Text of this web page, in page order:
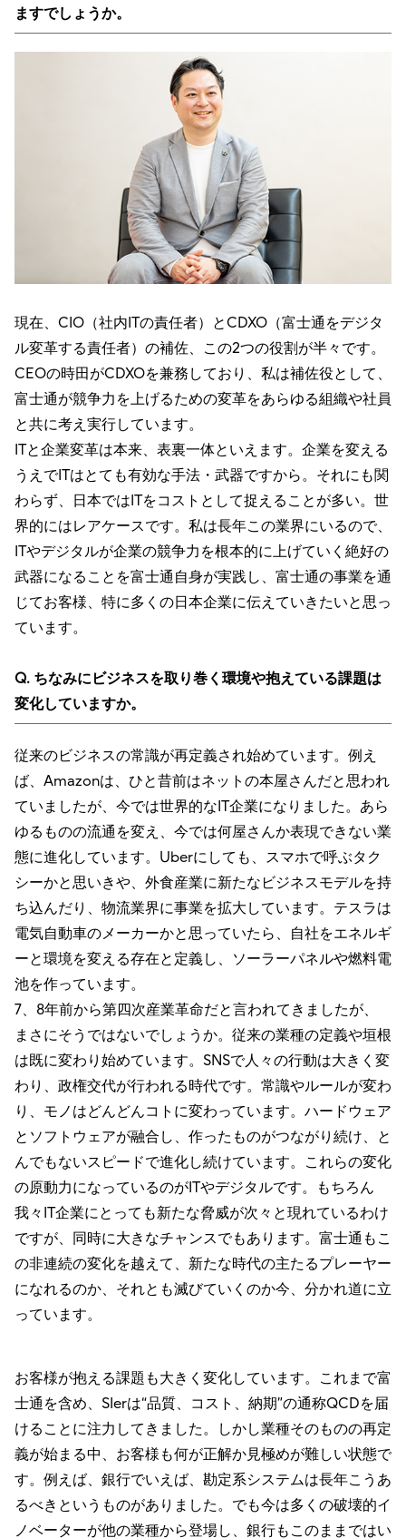
ますでしょうか。
現在、CIO（社内ITの責任者）とCDXO（富士通をデジタ
ル変革する責任者）の補佐、この2つの役割が半々です。
CEOの時田がCDXOを兼務しており、私は補佐役として、
富士通が競争力を上げるための変革をあらゆる組織や社員
と共に考え実行しています。
ITと企業変革は本来、表裏一体といえます。企業を変える
うえでITはとても有効な手法・武器ですから。それにも関
わらず、日本ではITをコストとして捉えることが多い。世
界的にはレアケースです。私は長年この業界にいるので、
ITやデジタルが企業の競争力を根本的に上げていく絶好の
武器になることを富士通自身が実践し、富士通の事業を通
じてお客様、特に多くの日本企業に伝えていきたいと思っ
ています。
Q. ちなみにビジネスを取り巻く環境や抱えている課題は
変化していますか。
従来のビジネスの常識が再定義され始めています。例え
ば、Amazonは、ひと昔前はネットの本屋さんだと思われ
ていましたが、今では世界的なIT企業になりました。あら
ゆるものの流通を変え、今では何屋さんか表現できない業
態に進化しています。Uberにしても、スマホで呼ぶタク
シーかと思いきや、外食産業に新たなビジネスモデルを持
ち込んだり、物流業界に事業を拡大しています。テスラは
電気自動車のメーカーかと思っていたら、自社をエネルギ
ーと環境を変える存在と定義し、ソーラーパネルや燃料電
池を作っています。
7、8年前から第四次産業革命だと言われてきましたが、
まさにそうではないでしょうか。従来の業種の定義や垣根
は既に変わり始めています。SNSで人々の行動は大きく変
わり、政権交代が行われる時代です。常識やルールが変わ
り、モノはどんどんコトに変わっています。ハードウェア
とソフトウェアが融合し、作ったものがつながり続け、と
んでもないスピードで進化し続けています。これらの変化
の原動力になっているのがITやデジタルです。もちろん
我々IT企業にとっても新たな脅威が次々と現れているわけ
ですが、同時に大きなチャンスでもあります。富士通もこ
の非連続の変化を越えて、新たな時代の主たるプレーヤー
になれるのか、それとも滅びていくのか今、分かれ道に立
っています。
お客様が抱える課題も大きく変化しています。これまで富
士通を含め、SIerは“品質、コスト、納期”の通称QCDを届
けることに注力してきました。しかし業種そのものの再定
義が始まる中、お客様も何が正解か見極めが難しい状態で
す。例えば、銀行でいえば、勘定系システムは長年こうあ
るべきというものがありました。でも今は多くの破壊的イ
ノベーターが他の業種から登場し、銀行もこのままではい